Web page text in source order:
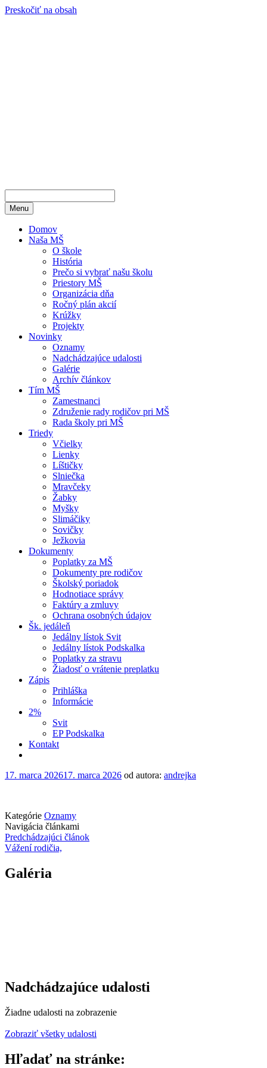
Preskočiť na obsah
Menu
Domov
Naša MŠ
O škole
História
Prečo si vybrať našu školu
Priestory MŠ
Organizácia dňa
Ročný plán akcií
Krúžky
Projekty
Novinky
Oznamy
Nadchádzajúce udalosti
Galérie
Archív článkov
Tím MŠ
Zamestnanci
Združenie rady rodičov pri MŠ
Rada školy pri MŠ
Triedy
Včielky
Lienky
Líštičky
Slniečka
Mravčeky
Žabky
Myšky
Slimáčiky
Sovičky
Ježkovia
Dokumenty
Poplatky za MŠ
Dokumenty pre rodičov
Školský poriadok
Hodnotiace správy
Faktúry a zmluvy
Ochrana osobných údajov
Šk. jedáleň
Jedálny lístok Svit
Jedálny lístok Podskalka
Poplatky za stravu
Žiadosť o vrátenie preplatku
Zápis
Prihláška
Informácie
2%
Svit
EP Podskalka
Kontakt
17. marca 202617. marca 2026 od autora: andrejka
Kategórie Oznamy
Navigácia článkami
Predchádzajúci článok
Vážení rodičia,
Galéria
Nadchádzajúce udalosti
Žiadne udalosti na zobrazenie
Zobraziť všetky udalosti
Hľadať na stránke: